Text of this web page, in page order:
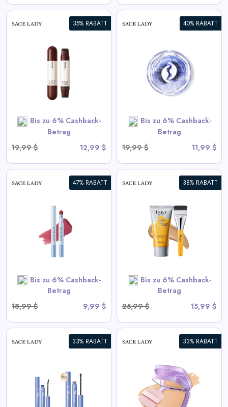
35% RABATT
Bis zu 6% Cashback-
Betrag
19,99 $
12,99 $
40% RABATT
Bis zu 6% Cashback-
Betrag
19,99 $
11,99 $
Selbstklebende Wimpern
View All Sace Lady Deals
47% RABATT
Bis zu 6% Cashback-
Betrag
18,99 $
9,99 $
38% RABATT
Bis zu 6% Cashback-
Betrag
25,99 $
15,99 $
HAUTFILTER
KÖRPERKONSOLIDERER |
Übertragungsbeständig
View All Sace Lady Deals
SHOP NOW
33% RABATT 33% RABATT
Cremige Foundation
View All Sace Lady Deals